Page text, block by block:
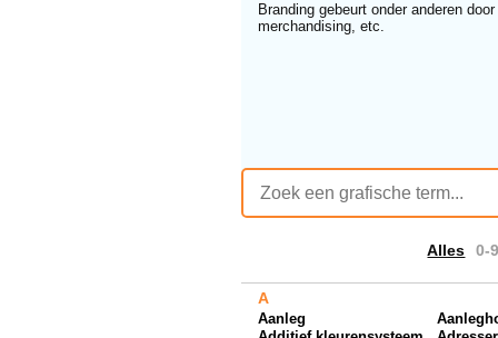
Branding gebeurt onder anderen
merchandising, etc.
Alles 0-9
A
Aanleg